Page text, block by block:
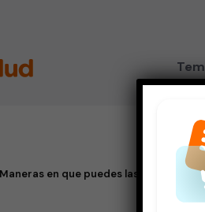
Maneras en que puedes lastimar tus